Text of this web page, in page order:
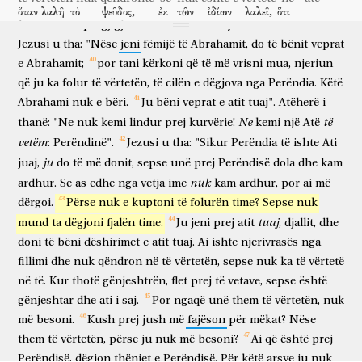
ὅταν λαλῇ τὸ ψεῦδος, ἐκ τῶν ἰδίων λαλεῖ, ὅτι
ψεύστης
gënjeshtar
ἐστὶν, καὶ
dhe
ὁ πατὴρ
ati
αὐτοῦ. ἐγὼ
unë
δὲ ὅτι τὴν
ἀλήθειαν
të vërtetën
λέγω,
them
οὐ
nuk
πιστεύετέ
besoni
μοι!
mua
τίς
kush
ἐξ
prej
ὑμῶν
jush
ἐλέγχει
fajëson
με
mua
περὶ
për
ἁμαρτίας?
mëkat nëse
ἀλήθειαν
të vërtetë
λέγω,
them
διὰ
për shkak çfarë ju
οὐ
nuk
πιστεύετέ
besoni
μοι?
mua
ὁ
ai
ὢν
që është
ἐκ
prej
τοῦ Θεοῦ,
Perëndisë
τὰ
ῥήματα
thëniet
τοῦ Θεοῦ
e Perëndisë
ἀκούει;
dëgjon
διὰ
për shkak
τοῦτο
të kësaj
ὑμεῖς
ju
οὐκ
nuk
ἀκούετε,
dëgjoni
ὅτι
se prej
τοῦ Θεοῦ
Perëndisë nuk
ἐστέ.
jeni
ἀπεκρίθησαν
u përgjigjën
οἱ Ἰουδαῖοι
judenjtë
καὶ
dhe
εἶπαν
thanë
αὐτῷ,
atij
οὐ
nuk
καλῶς
mirë
λέγομεν
themi
ἡμεῖς
ne
ὅτι
se
Σαμαρείτης
samaritan
εἶ
je
σὺ,
ti
καὶ
dhe
δαιμόνιον
demon
ἔχεις?
ke
ἀπεκρίθη
u përgjigj
Ἰησοῦς,
Jezusi
ἐγὼ
unë
δαιμόνιον
demon
οὐκ
nuk
ἔχω,
kam
ἀλλὰ τιμῶ
nderoj
τὸν Πατέρα μου,
tim
καὶ
dhe
ὑμεῖς
ju
ἀτιμάζετέ
çnderoni
με.
mua
ἐγὼ
unë
δὲ
dhe
οὐ
nuk
ζητῶ
kërkoj
τὴν δόξαν
lavdinë
μου;
time
ἔστιν ὁ ζητῶν
që kërkon
καὶ
dhe
κρίνων.
që gjykon
ἀμὴν,
me të vërtetë
ἀμὴν,
me të vërtetë
λέγω
them
ὑμῖν,
juve
ἐάν
po
τις
dikush
τὸν ἐμὸν
time
λόγον
fjalën
τηρήσῃ,
të mbajë
FËMIJËT E VËRTETË TË ABRAHAMIT
Jezusi u tha: "Nëse jeni fëmijë të Abrahamit, do të bënit veprat
e Abrahamit; por tani kërkoni që të më vrisni mua, njeriun
që ju ka folur të vërtetën, të cilën e dëgjova nga Perëndia. Këtë
Abrahami nuk e bëri. Ju bëni veprat e atit tuaj". Atëherë i
thanë: "Ne nuk kemi lindur prej kurvërie! Ne kemi një Atë të
vetëm: Perëndinë". Jezusi u tha: "Sikur Perëndia të ishte Ati
juaj, ju do të më donit, sepse unë prej Perëndisë dola dhe kam
ardhur. Se as edhe nga vetja ime nuk kam ardhur, por ai më
dërgoi.
Përse nuk e kuptoni të folurën time? Sepse nuk
mund ta dëgjoni fjalën time. Ju jeni prej atit tuaj, djallit, dhe
doni të bëni dëshirimet e atit tuaj. Ai ishte njerivrasës nga
fillimi dhe nuk qëndron në të vërtetën, sepse nuk ka të vërtetë
në të. Kur thotë gënjeshtrën, flet prej të vetave, sepse është
gënjeshtar dhe ati i saj. Por ngaqë unë them të vërtetën, nuk
më besoni. Kush prej jush më fajëson për mëkat? Nëse
them të vërtetën, përse ju nuk më besoni? Ai që është prej
Perëndisë, dëgjon thëniet e Perëndisë. Për këtë arsye ju nuk